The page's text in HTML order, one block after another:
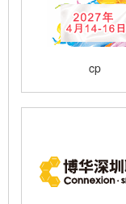
cp